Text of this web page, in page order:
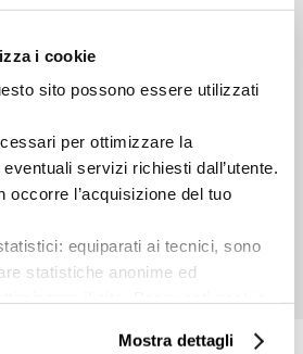
i cookie
sito possono essere utilizzati
per ottimizzare la
servizi richiesti dall’utente.
occorre l’acquisizione del tuo
equiparati ai tecnici, sono
statistiche anonime ed
marketing: sono utilizzati, solo
Mostra dettagli
Естественный
Матовый
Разнотон:
Единица измерения:
MQ